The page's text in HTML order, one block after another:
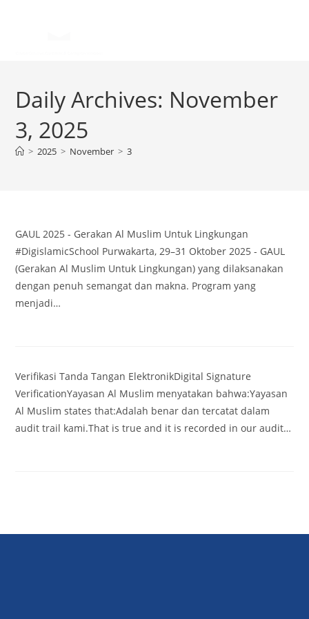
Daily Archives: November
3, 2025
> 2025 > November > 3
GAUL 2025 - Gerakan Al Muslim Untuk Lingkungan
#DigislamicSchool Purwakarta, 29–31 Oktober 2025 - GAUL
(Gerakan Al Muslim Untuk Lingkungan) yang dilaksanakan
dengan penuh semangat dan makna. Program yang
menjadi…
Verifikasi Tanda Tangan ElektronikDigital Signature
VerificationYayasan Al Muslim menyatakan bahwa:Yayasan
Al Muslim states that:Adalah benar dan tercatat dalam
audit trail kami.That is true and it is recorded in our audit…